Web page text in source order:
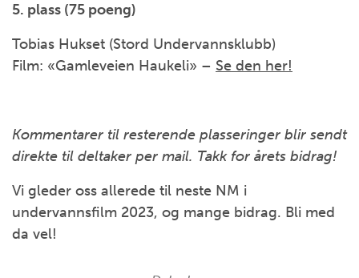
5. plass (75 poeng)
Tobias Hukset (Stord Undervannsklubb)
Film: «Gamleveien Haukeli» – Se den her!
Kommentarer til resterende plasseringer blir sendt
direkte til deltaker per mail. Takk for årets bidrag!
Vi gleder oss allerede til neste NM i
undervannsfilm 2023, og mange bidrag. Bli med
da vel!